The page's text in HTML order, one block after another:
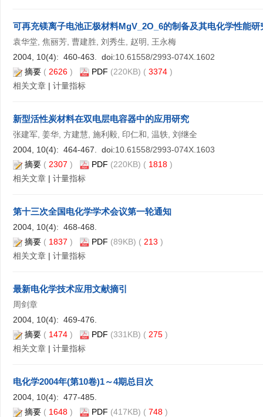
可再充镁离子电池正极材料MgV_2O_6的制备及其电化学性能研
袁华堂, 焦丽芳, 曹建胜, 刘秀生, 赵明, 王永梅
2004, 10(4): 460-463. doi:10.61558/2993-074X.1602
摘要 ( 2626 ) PDF (220KB) ( 3374 )
相关文章 | 计量指标
新型活性炭材料在双电层电容器中的应用研究
张建军, 姜华, 方建慧, 施利毅, 印仁和, 温轶, 刘继全
2004, 10(4): 464-467. doi:10.61558/2993-074X.1603
摘要 ( 2307 ) PDF (220KB) ( 1818 )
相关文章 | 计量指标
第十三次全国电化学学术会议第一轮通知
2004, 10(4): 468-468.
摘要 ( 1837 ) PDF (89KB) ( 213 )
相关文章 | 计量指标
最新电化学技术应用文献摘引
周剑章
2004, 10(4): 469-476.
摘要 ( 1474 ) PDF (331KB) ( 275 )
相关文章 | 计量指标
电化学2004年(第10卷)1～4期总目次
2004, 10(4): 477-485.
摘要 ( 1648 ) PDF (417KB) ( 748 )